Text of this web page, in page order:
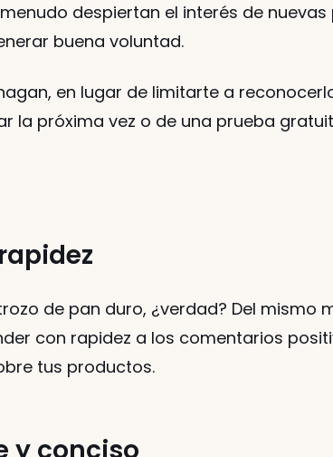
despiertan el interés de
buena voluntad.
en lugar de limitarte a
la próxima vez o de una prueba
de pan duro, ¿verdad? Del mismo
con rapidez a los comentarios
tus productos.